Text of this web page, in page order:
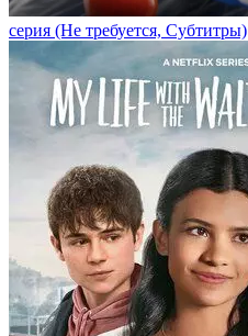
серия (Не требуется, Субтитры)